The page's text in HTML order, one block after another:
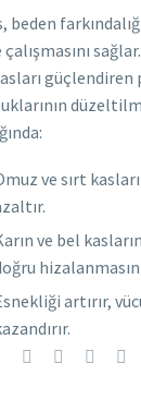
beden
ve sırt
ve bel
artırır,